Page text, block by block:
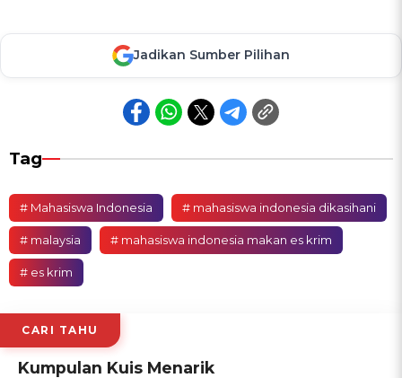
Jadikan Sumber Pilihan
Tag
# Mahasiswa Indonesia # mahasiswa indonesia dikasihani
# malaysia # mahasiswa indonesia makan es krim
# es krim
CARI TAHU
Kumpulan Kuis Menarik